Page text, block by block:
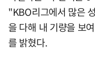
"KBO리그에서 많은
을 다해 내 기량을 보
를 밝혔다.